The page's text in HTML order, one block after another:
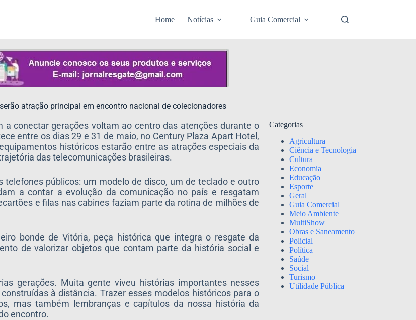
Home Notícias Guia Comercial
atração principal em encontro nacional de colecionadores
conectar gerações voltam ao centro das atenções durante o
entre os dias 29 e 31 de maio, no Century Plaza Apart Hotel,
históricos estarão entre as atrações especiais da
das telecomunicações brasileiras.
públicos: um modelo de disco, um de teclado e outro
a contar a evolução da comunicação no país e resgatam
e filas nas cabines faziam parte da rotina de milhões de
bonde de Vitória, peça histórica que integra o resgate da
de valorizar objetos que contam parte da história social e
gerações. Muita gente viveu histórias importantes nesses
à distância. Trazer esses modelos históricos para o
mas também lembranças e capítulos da nossa história da
encontro.
Categorias
Agricultura
Ciência e Tecnologia
Cultura
Economia
Educação
Esporte
Geral
Guia Comercial
Meio Ambiente
MultiShow
Obras e Saneamento
Policial
Política
Saúde
Social
Turismo
Utilidade Pública